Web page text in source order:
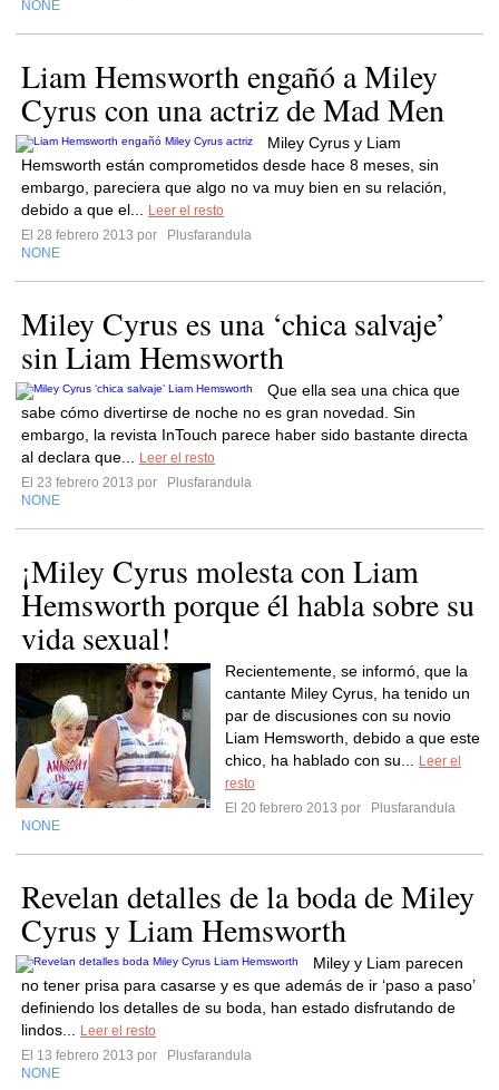
NONE
Liam Hemsworth engañó a Miley
Cyrus con una actriz de Mad Men
Miley Cyrus y Liam
Hemsworth están comprometidos desde hace 8 meses, sin
embargo, pareciera que algo no va muy bien en su relación,
debido a que el...
Leer el resto
El 28 febrero 2013 por
Plusfarandula
NONE
Miley Cyrus es una ‘chica salvaje’
sin Liam Hemsworth
Que ella sea una chica que
sabe cómo divertirse de noche no es gran novedad. Sin
embargo, la revista InTouch parece haber sido bastante directa
al declara que...
Leer el resto
El 23 febrero 2013 por
Plusfarandula
NONE
¡Miley Cyrus molesta con Liam
Hemsworth porque él habla sobre su
vida sexual!
Recientemente, se informó, que la
cantante Miley Cyrus, ha tenido un
par de discusiones con su novio
Liam Hemsworth, debido a que este
chico, ha hablado con su...
Leer el
resto
El 20 febrero 2013 por
Plusfarandula
NONE
Revelan detalles de la boda de Miley
Cyrus y Liam Hemsworth
Miley y Liam parecen
no tener prisa para casarse y es que además de ir ‘paso a paso’
definiendo los detalles de su boda, han estado disfrutando de
lindos...
Leer el resto
El 13 febrero 2013 por
Plusfarandula
NONE